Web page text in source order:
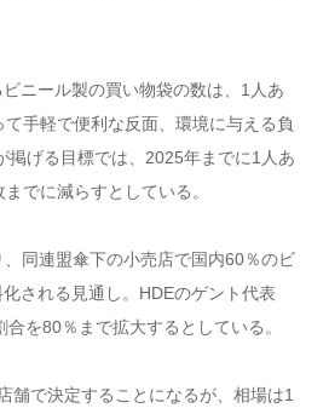
ニール製の買い物袋の数は、1人あ
手軽で便利な反面、環境に与える負
掲げる目標では、2025年までに1人あ
でに減らすとしている。
同連盟傘下の小売店で国内60％のビ
される見通し。HDEのゲント代表
を80％まで拡大するとしている。
舗で決定することになるが、相場は1